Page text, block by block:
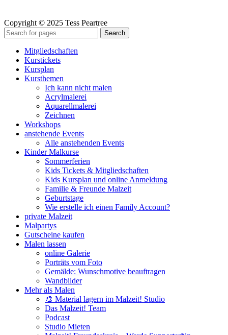
Copyright © 2025 Tess Peartree
Search
Mitgliedschaften
Kurstickets
Kursplan
Kursthemen
Ich kann nicht malen
Acrylmalerei
Aquarellmalerei
Zeichnen
Workshops
anstehende Events
Alle anstehenden Events
Kinder Malkurse
Sommerferien
Kids Tickets & Mitgliedschaften
Kids Kursplan und online Anmeldung
Familie & Freunde Malzeit
Geburtstage
Wie erstelle ich einen Family Account?
private Malzeit
Malpartys
Gutscheine kaufen
Malen lassen
online Galerie
Porträts vom Foto
Gemälde: Wunschmotive beauftragen
Wandbilder
Mehr als Malen
🎨 Material lagern im Malzeit! Studio
Das Malzeit! Team
Podcast
Studio Mieten